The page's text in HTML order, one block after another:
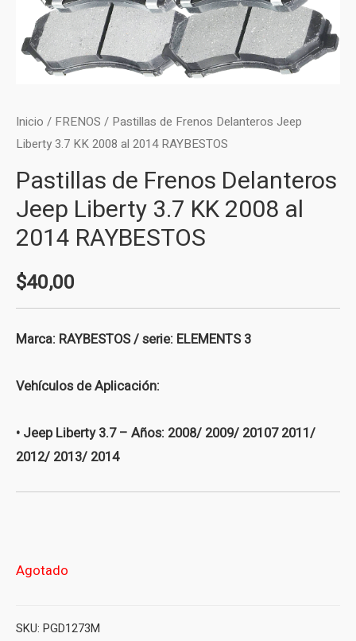
Inicio / FRENOS / Pastillas de Frenos Delanteros Jeep
Liberty 3.7 KK 2008 al 2014 RAYBESTOS
Pastillas de Frenos Delanteros
Jeep Liberty 3.7 KK 2008 al
2014 RAYBESTOS
$40,00
Marca: RAYBESTOS / serie: ELEMENTS 3
Vehículos de Aplicación:
• Jeep Liberty 3.7 – Años: 2008/ 2009/ 20107 2011/
2012/ 2013/ 2014
Agotado
SKU: PGD1273M